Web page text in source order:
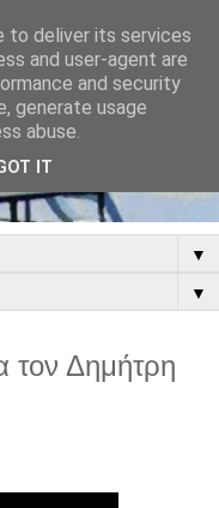
▼
▼
τον Δημήτρη
to deliver its services
and user-agent are
and security
generate usage
abuse.
IT